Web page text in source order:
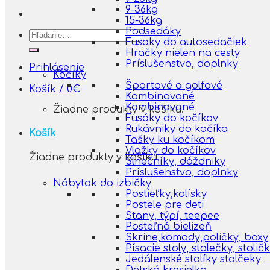
Hľadať:
Prihlásenie
Košík / 0€
Žiadne produkty v košíku.
Košík
Žiadne produkty v košíku.
9-36kg
15-36kg
Podsedáky
Fusaky do autosedačiek
Hračky nielen na cesty
Príslušenstvo, doplnky
Kočíky
Športové a golfové
Kombinované
Kombinované
Fusáky do kočíkov
Rukávniky do kočíka
Tašky ku kočíkom
Vložky do kočíkov
Slnečníky, dáždniky
Príslušenstvo, doplnky
Nábytok do izbičky
Postieľky,kolísky
Postele pre deti
Stany, týpí, teepee
Posteľná bielizeň
Skrine,komody,poličky, boxy
Písacie stoly, stolečky,
Jedálenské stolíky stolčeky